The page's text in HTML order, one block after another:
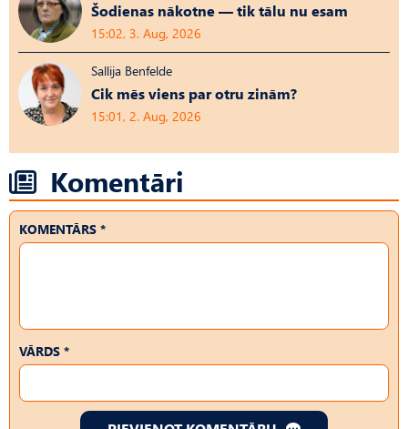
Šodienas nākotne — tik tālu nu esam
15:02, 3. Aug, 2026
Sallija Benfelde
Cik mēs viens par otru zinām?
15:01, 2. Aug, 2026
Komentāri
KOMENTĀRS *
VĀRDS *